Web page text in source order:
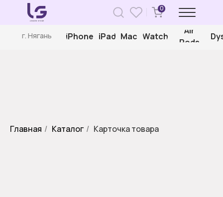
0
iPhone iPad Mac Watch
Air
Pods
г. Нягань
Главная / Каталог / Карточка товара